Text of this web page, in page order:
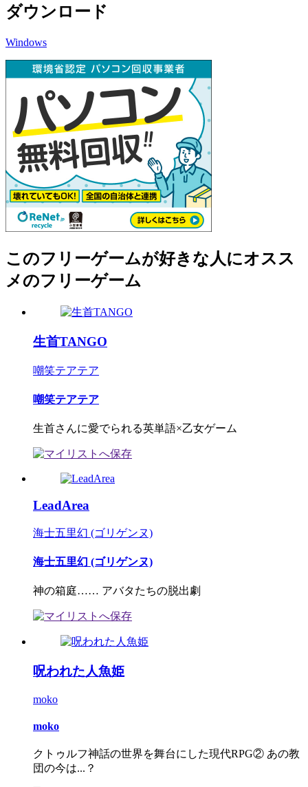
ダウンロード
Windows
このフリーゲームが好きな人にオスス
メのフリーゲーム
生首TANGO
嘲笑テアテア
嘲笑テアテア
生首さんに愛でられる英単語×乙女ゲーム
LeadArea
海士五里幻 (ゴリゲンヌ)
海士五里幻 (ゴリゲンヌ)
神の箱庭…… アバタたちの脱出劇
呪われた人魚姫
moko
moko
クトゥルフ神話の世界を舞台にした現代RPG② あの教
団の今は...？